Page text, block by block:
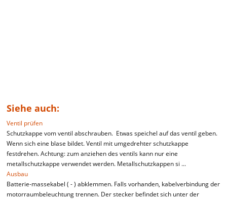
Siehe auch:
Ventil prüfen
Schutzkappe vom ventil abschrauben. Etwas speichel auf das ventil geben.
Wenn sich eine blase bildet. Ventil mit umgedrehter schutzkappe
festdrehen. Achtung: zum anziehen des ventils kann nur eine
metallschutzkappe verwendet werden. Metallschutzkappen si ...
Ausbau
Batterie-massekabel ( - ) abklemmen. Falls vorhanden, kabelverbindung der
motorraumbeleuchtung trennen. Der stecker befindet sich unter der